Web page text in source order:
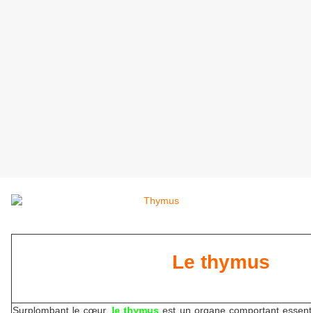
Le thymus
Surplombant le cœur, le thymus est un organe comportant